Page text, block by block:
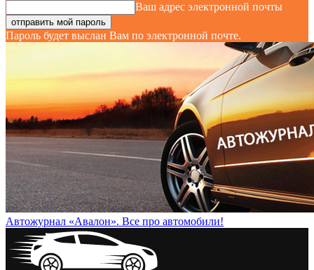
Ваш адрес электронной почты
Пароль будет выслан Вам по электронной почте.
Автожурнал «Авалон». Все про автомобили!